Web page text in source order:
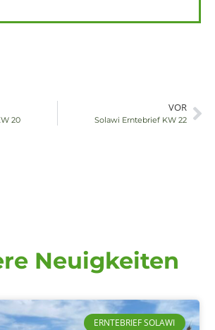
20
VOR
Solawi Erntebrief KW 22
Neuigkeiten
ERNTEBRIEF SOLAWI